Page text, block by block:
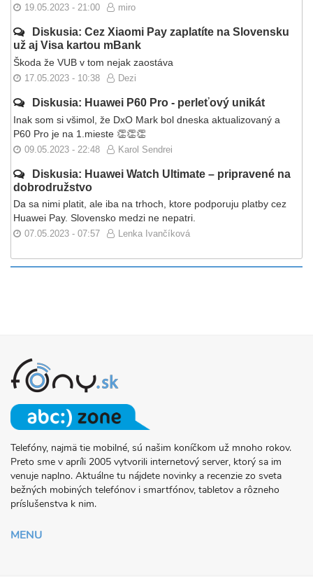
19.05.2023 - 21:00 miro
Diskusia: Cez Xiaomi Pay zaplatíte na Slovensku
už aj Visa kartou mBank
Škoda že VUB v tom nejak zaostáva
17.05.2023 - 10:38 Dezi
Diskusia: Huawei P60 Pro - perleťový unikát
Inak som si všimol, že DxO Mark bol dneska aktualizovaný a
P60 Pro je na 1.mieste 👏👏👏
09.05.2023 - 22:48 Karol Sendrei
Diskusia: Huawei Watch Ultimate – pripravené na
dobrodružstvo
Da sa nimi platit, ale iba na trhoch, ktore podporuju platby cez
Huawei Pay. Slovensko medzi ne nepatri.
07.05.2023 - 07:57 Lenka Ivančíková
O
PROJEKTE
FONY.SK
Telefóny, najmä tie mobilné, sú našim koníčkom už mnoho rokov.
Preto sme v apríli 2005 vytvorili internetový server, ktorý sa im
venuje naplno. Aktuálne tu nájdete novinky a recenzie zo sveta
bežných mobiných telefónov i smartfónov, tabletov a rôzneho
príslušenstva k nim.
MENU